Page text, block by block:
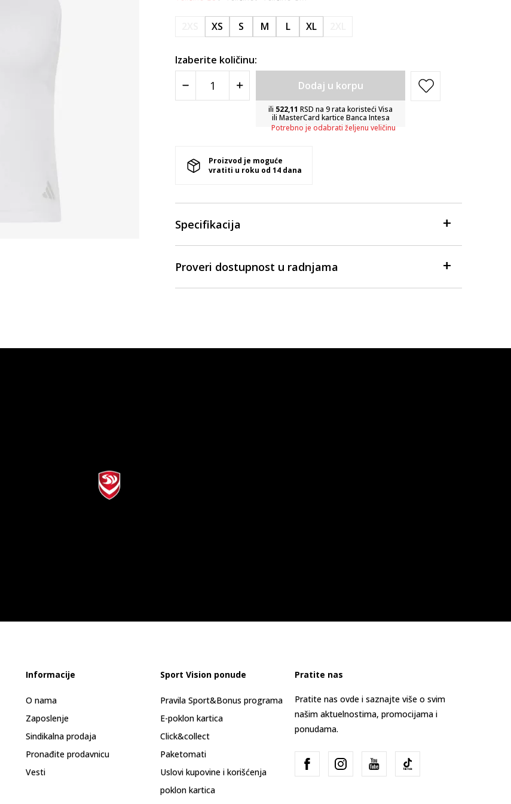
XS S M L XL
Izaberite količinu:
Dodaj u korpu
ili 522,11 RSD na 9 rata koristeći Visa
ili MasterCard kartice Banca Intesa
Potrebno je odabrati željenu veličinu
Proizvod je moguće
vratiti u roku od 14 dana
Specifikacija
Proveri dostupnost u radnjama
Informacije
O nama
Zaposlenje
Sindikalna prodaja
Pronađite prodavnicu
Vesti
Sport Vision ponude
Pravila Sport&Bonus programa
E-poklon kartica
Click&collect
Paketomati
Uslovi kupovine i korišćenja
poklon kartica
Pratite nas
Pratite nas ovde i saznajte više o svim
našim aktuelnostima, promocijama i
ponudama.